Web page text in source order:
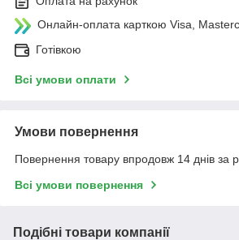
Онлайн-оплата карткою Visa,
Готівкою
Всі умови оплати
Умови повернення
Повернення товару впродовж 14 днів за
Всі умови повернення
Подібні товари компанії